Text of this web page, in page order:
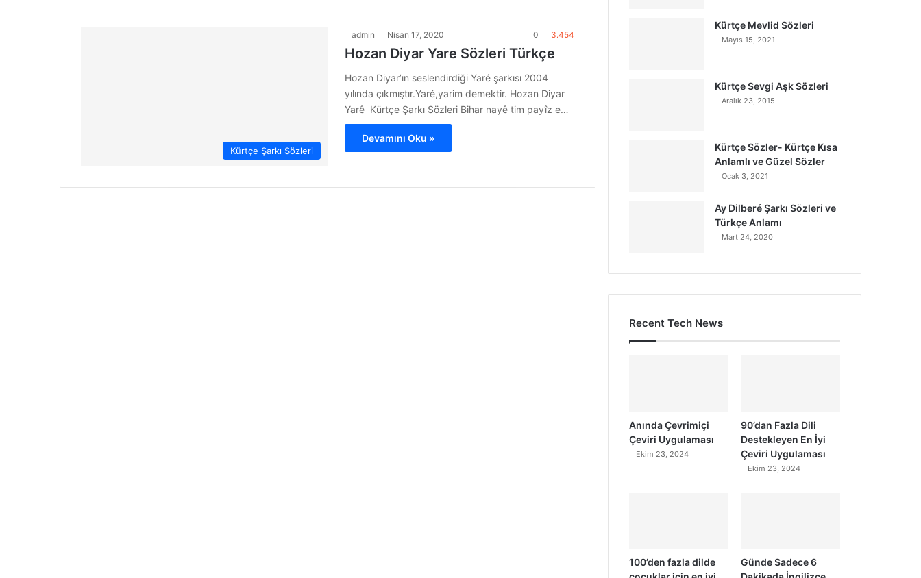
Kürtçe Şarkı Sözleri
admin Nisan 17, 2020 0 3.454
Hozan Diyar Yare Sözleri Türkçe
Hozan Diyar’ın seslendirdiği Yaré şarkısı 2004
yılında çıkmıştır.Yaré,yarim demektir. Hozan Diyar
Yarê Kürtçe Şarkı Sözleri Bihar nayê tim payîz e…
Devamını Oku »
Kürtçe Mevlid Sözleri
Mayıs 15, 2021
Kürtçe Sevgi Aşk Sözleri
Aralık 23, 2015
Kürtçe Sözler- Kürtçe Kısa
Anlamlı ve Güzel Sözler
Ocak 3, 2021
Ay Dilberé Şarkı Sözleri ve
Türkçe Anlamı
Mart 24, 2020
Recent Tech News
Anında Çevrimiçi
Çeviri Uygulaması
Ekim 23, 2024
90’dan Fazla Dili
Destekleyen En İyi
Çeviri Uygulaması
Ekim 23, 2024
100’den fazla dilde
Günde Sadece 6